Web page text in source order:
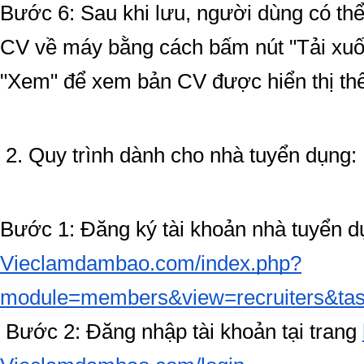
Bước 6: Sau khi lưu, người dùng có
CV về máy bằng cách bấm nút "Tải
"Xem" để xem bản CV được hiển thị
2. Quy trình dành cho nhà tuyển dụng:
Bước 1: Đăng ký tài khoản nhà tuyển
Vieclamdambao.com/index.php?
Bước 2: Đăng nhập tài khoản tại trang